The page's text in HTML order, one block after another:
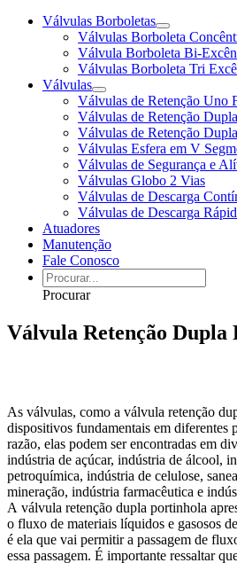
Válvulas Borboletas
Válvulas Borboleta
Válvula Borboleta Bi-
Válvulas Borboleta Tri
Válvulas
Válvulas de Retenção Uno
Válvulas de Retenção
Válvulas de Retenção
Válvulas Esfera em V
Válvulas de Segurança e
Válvulas Globo 2 Vias
Válvulas de Descarga
Válvulas de Descarga
Atuadores
Manutenção
Fale Conosco
Procurar
Válvula Retenção Dupla
As válvulas, como a válvula retenção
dispositivos fundamentais em diferentes
razão, elas podem ser encontradas em
indústria de açúcar, indústria de álcool,
petroquímica, indústria de celulose,
mineração, indústria farmacêutica e
A válvula retenção dupla portinhola
o fluxo de materiais líquidos e gasosos
é ela que vai permitir a passagem de
essa passagem. É importante ressaltar